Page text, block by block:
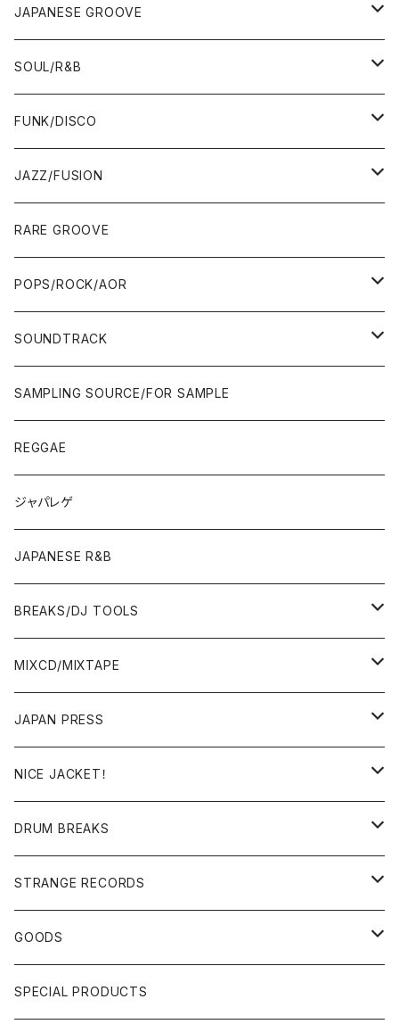
80'S OLD SCHOOL
EARLY 90'S MIDDLE〜NEW SCHOOL
WEST COAST/SOUTH
JAPAN ONLY RELEASE/REMIX
LP
80'S OLD SCHOOL
EARLY 90'S MIDDLE〜NEW SCHOOL
WEST COAST/SOUTH
JAPAN ONLY RELEASE/REMIX
12"/7"
80'S OLD SCHOOL〜EARLY 90'S
MID〜LATE 90'S
LP
80'S OLD SCHOOL〜EARLY 90'S
MID〜LATE 90'S
CD/TAPE
CD-R/DEMO/SAMPLE
CD ALBUM
JAPANESE GROOVE
LP
60'S/70'S
80'S
7"/12"
60'S/70'S
80'S
SOUL/R&B
LP
60'S/70'S
80'S
12"/7"
60'S/70'S
80'S
FUNK/DISCO
LP
70'S
80'S
12"/7"
70'S
80'S
JAZZ/FUSION
JAZZ
FUSION
RARE GROOVE
POPS/ROCK/AOR
POPS/S.S.W.
ROCK/AOR
SOUNDTRACK
LP
JAPANESE
OTHERS
7"/12"
JAPANESE
OTHERS
SAMPLING SOURCE/FOR SAMPLE
REGGAE
ジャパレゲ
JAPANESE R&B
BREAKS/DJ TOOLS
BREAKS/MEGAMIX/CUT UP
RE-EDIT/DJ TOOLS
MIXCD/MIXTAPE
MIXCD
日本語ラップ
JAPANESE DJ
MIXTAPE
JAPAN PRESS
LP(+ OBI)
7"/12"
NICE JACKET！
DONUTS 45
GIRLS
HIPHOP CLASSIC GALLERY
日本語ラップ CLASSIC GALLERY
DRUM BREAKS
US/UK/OTHERS
JAPANESE
STRANGE RECORDS
DRUM DRUM DRUM/KARAOKE
パチソン/AUDIO CHECK/LIBRARY
GOODS
BOOK
SPECIAL PRODUCTS